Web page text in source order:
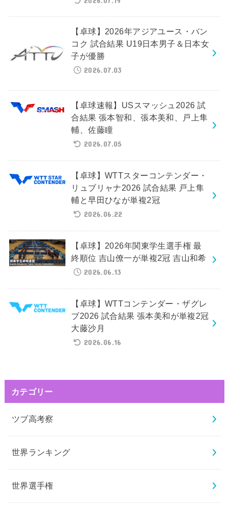
【卓球】2026年アジアユース・バン
コク 試合結果 U19日本男子＆日本女
子が優勝
2026.07.03
【卓球速報】USスマッシュ2026 試
合結果 張本智和、張本美和、戸上隼
輔、佐藤瞳
2026.07.05
【卓球】WTTスターコンテンダー・
リュブリャナ2026 試合結果 戸上隼
輔と早田ひなが単複2冠
2026.06.22
【卓球】2026年関東学生選手権 最
終順位 吉山僚一が単複2冠 吉山和希
2026.06.13
【卓球】WTTコンテンダー・ザグレ
ブ2026 試合結果 張本美和が単複2冠
大藤沙月
2026.06.16
カテゴリー
ツブ高考察
世界ランキング
世界選手権